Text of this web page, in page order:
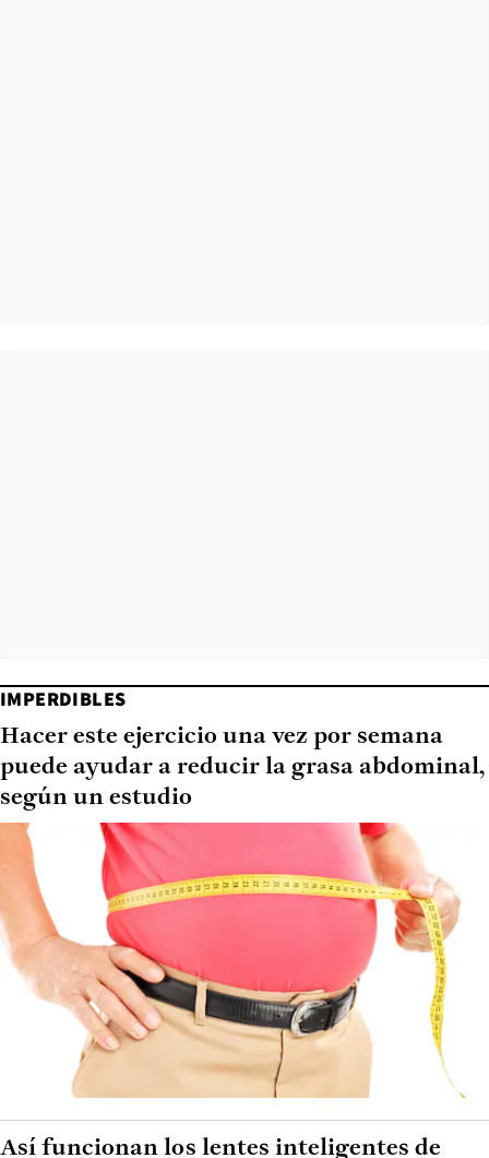
IMPERDIBLES
Hacer este ejercicio una vez por semana
puede ayudar a reducir la grasa abdominal,
según un estudio
Así funcionan los lentes inteligentes de